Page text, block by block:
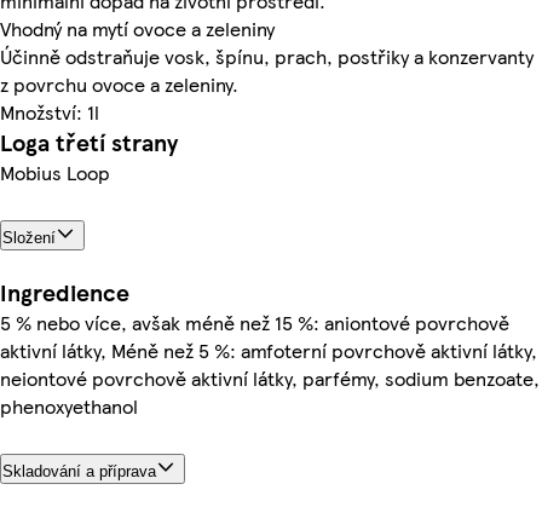
Vhodný na mytí ovoce a zeleniny
Účinně odstraňuje vosk, špínu, prach, postřiky a konzervanty
z povrchu ovoce a zeleniny.
Množství: 1l
Loga třetí strany
Mobius Loop
Složení
Ingredience
5 % nebo více, avšak méně než 15 %: aniontové povrchově
aktivní látky, Méně než 5 %: amfoterní povrchově aktivní látky,
neiontové povrchově aktivní látky, parfémy, sodium benzoate,
phenoxyethanol
Skladování a příprava